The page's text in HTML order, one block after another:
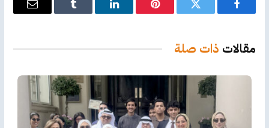
فيسبوك تويتر بينتيريستلينكدإن Tumblr
البريد
مقالات ذات صلة